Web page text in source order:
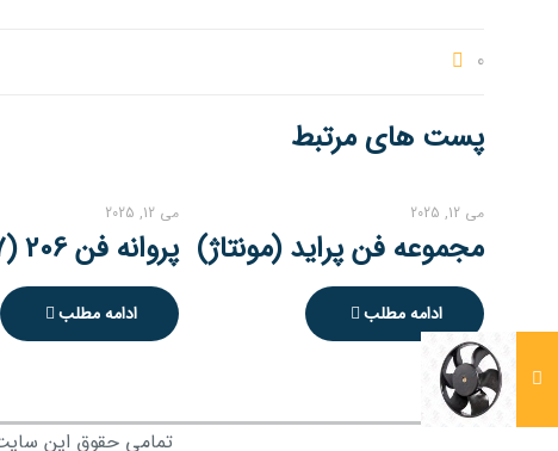
0
پست های مرتبط
می 12, 2025
مجموعه فن پراید (مونتاژ)
ادامه مطلب
می 12, 2025
پروانه فن 206 (207 و رانا)
ادامه مطلب
تمامی حقوق این سایت